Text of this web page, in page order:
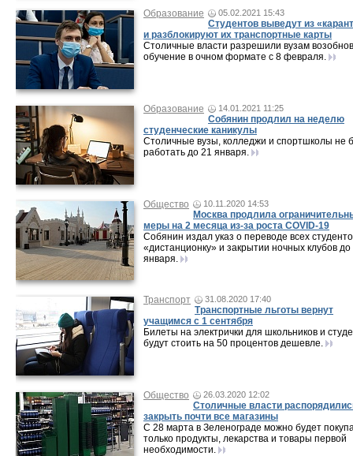
Образование 05.02.2021 15:43
Студентов выведут из
и разблокируют их транспортные карты
Столичные власти разрешили вузам
обучение в очном формате с 8 февраля.
Образование 14.01.2021 11:25
Собянин продлил на неделю
студенческие каникулы
Столичные вузы, колледжи и спортшколы не
работать до 21 января.
Общество 10.11.2020 14:53
Москва продлила
меры на 2 месяца из-за роста COVID-19
Собянин издал указ о переводе всех
«дистанционку» и закрытии ночных клубов до
января.
Транспорт 31.08.2020 17:40
Транспортные льготы вернут
учащимся с 1 сентября
Билеты на электрички для школьников и
будут стоить на 50 процентов дешевле.
Общество 26.03.2020 12:02
Столичные власти
закрыть почти все магазины
С 28 марта в Зеленограде можно будет
только продукты, лекарства и товары первой
необходимости.